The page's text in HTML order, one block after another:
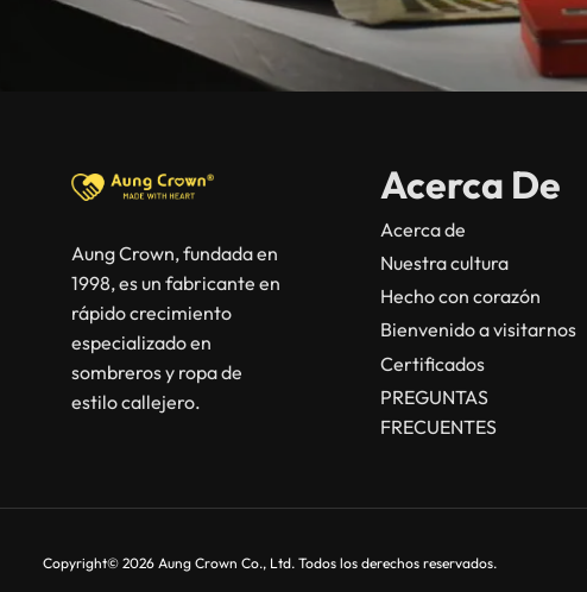
Aung Crown, fundada en
1998, es un fabricante en
rápido crecimiento
especializado en
sombreros y ropa de
estilo callejero.
Acerca De
Acerca de
Nuestra cultura
Hecho con corazón
Bienvenido a visitarnos
Certificados
PREGUNTAS
FRECUENTES
Copyright© 2026 Aung Crown Co., Ltd. Todos los derechos reservados.